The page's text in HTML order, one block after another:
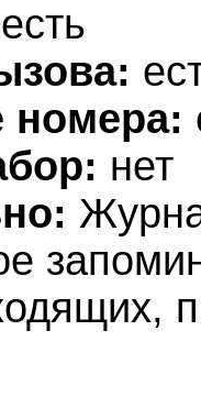
есть
номера:
нет